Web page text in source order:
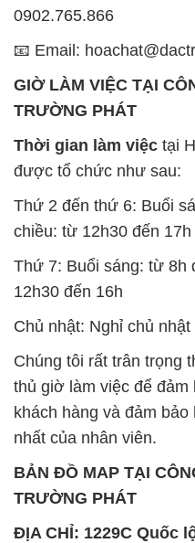
0902.765.866
📧 Email:
GIỜ LÀM VIỆC TẠI
TRƯỜNG PHÁT
Thời gian làm việc tại
được tổ chức như sau:
Thứ 2 đến thứ 6: Buổi
chiều: từ 12h30 đến 17h
Thứ 7: Buổi sáng: từ 8h
12h30 đến 16h
Chủ nhật: Nghỉ chủ nhật
Chúng tôi rất trân trọng
thủ giờ làm việc để
khách hàng và đảm
nhất của nhân viên.
BẢN ĐỒ MAP TẠI
TRƯỜNG PHÁT
ĐỊA CHỈ: 1229C Quốc